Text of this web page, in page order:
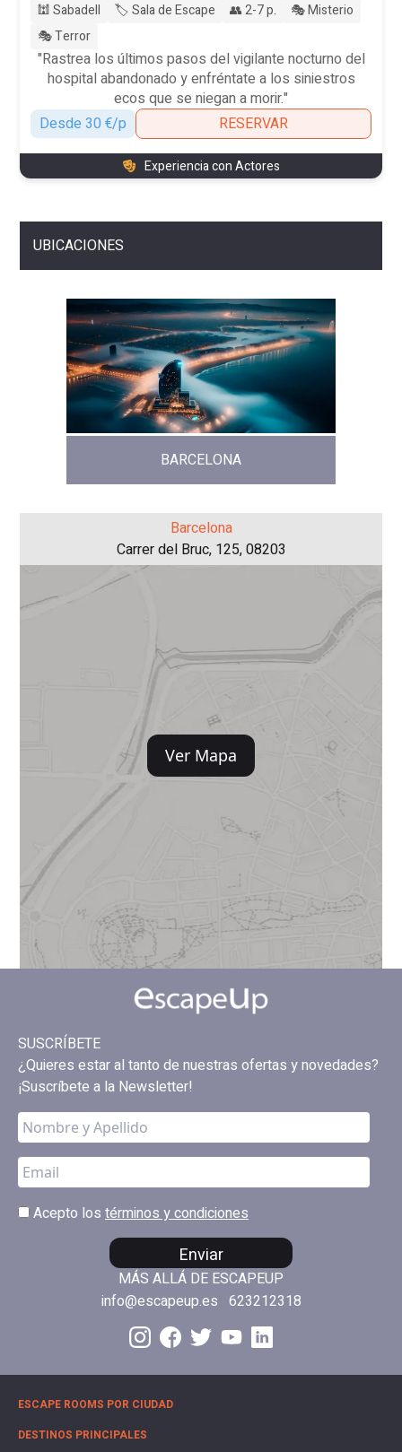
🕍 Sabadell 🏷️ Sala de Escape 👥 2-7 p.
🎭 Misterio
🎭 Terror
"Rastrea los últimos pasos del vigilante nocturno del
hospital abandonado y enfréntate a los siniestros
ecos que se niegan a morir."
Desde 30 €/p
RESERVAR
Experiencia con Actores
UBICACIONES
BARCELONA
Barcelona
Carrer del Bruc, 125, 08203
Ver Mapa
SUSCRÍBETE
¿Quieres estar al tanto de nuestras ofertas y novedades?
¡Suscríbete a la Newsletter!
Acepto los términos y condiciones
Enviar
MÁS ALLÁ DE ESCAPEUP
info@escapeup.es 623212318
ESCAPE ROOMS POR CIUDAD
DESTINOS PRINCIPALES